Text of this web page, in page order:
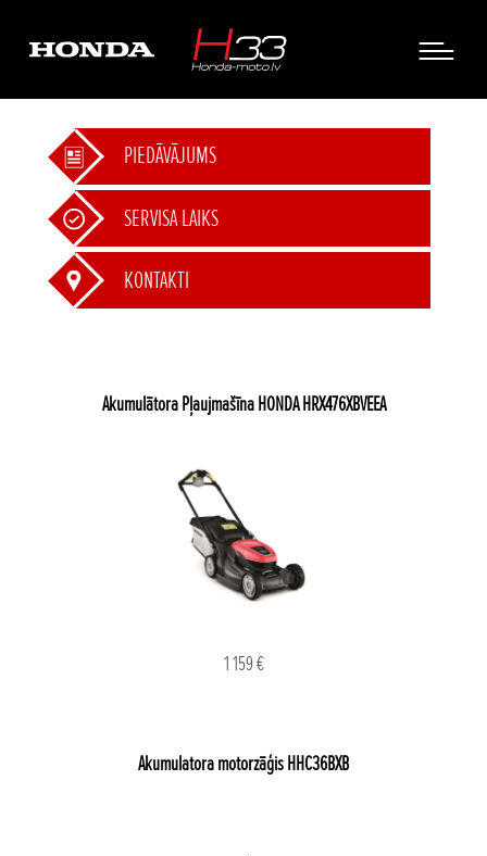
PIEDĀVĀJUMS
SERVISA LAIKS
KONTAKTI
Akumulātora Pļaujmašīna HONDA HRX476XBVEEA
1 159 €
Akumulatora motorzāģis HHC36BXB